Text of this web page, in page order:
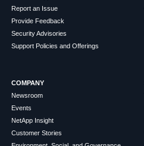
Report an Issue
Provide Feedback
Security Advisories
Support Policies and Offerings
COMPANY
Newsroom
Events
NetApp Insight
Customer Stories